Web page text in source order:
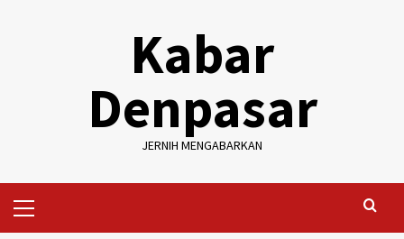
Kabar
Denpasar
JERNIH MENGABARKAN
Menu